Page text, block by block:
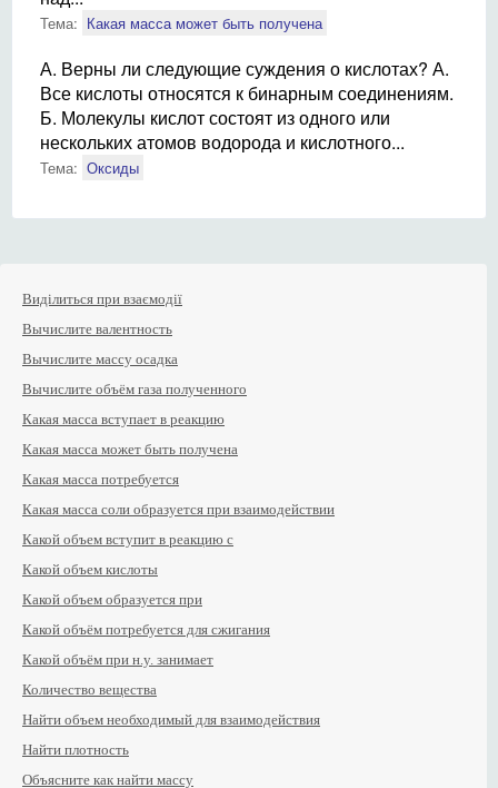
Тема: Какая масса может быть получена
А. Верны ли следующие суждения о кислотах? А.
Все кислоты относятся к бинарным соединениям.
Б. Молекулы кислот состоят из одного или
нескольких атомов водорода и кислотного...
Тема: Оксиды
Виділиться при взаємодії
Вычислите валентность
Вычислите массу осадка
Вычислите объём газа полученного
Какая масса вступает в реакцию
Какая масса может быть получена
Какая масса потребуется
Какая масса соли образуется при взаимодействии
Какой объем вступит в реакцию с
Какой объем кислоты
Какой объем образуется при
Какой объём потребуется для сжигания
Какой объём при н.у. занимает
Количество вещества
Найти объем необходимый для взаимодействия
Найти плотность
Объясните как найти массу